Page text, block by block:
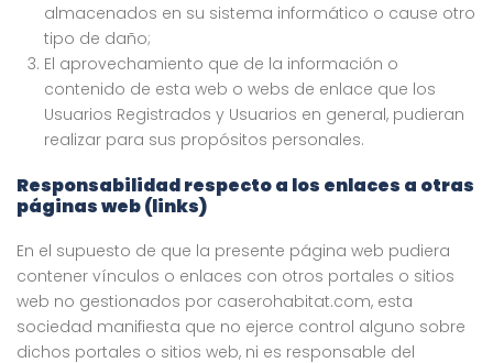
almacenados en su sistema informático o cause otro
tipo de daño;
El aprovechamiento que de la información o
contenido de esta web o webs de enlace que los
Usuarios Registrados y Usuarios en general, pudieran
realizar para sus propósitos personales.
Responsabilidad respecto a los enlaces a otras
páginas web (links)
En el supuesto de que la presente página web pudiera
contener vínculos o enlaces con otros portales o sitios
web no gestionados por caserohabitat.com, esta
sociedad manifiesta que no ejerce control alguno sobre
dichos portales o sitios web, ni es responsable del